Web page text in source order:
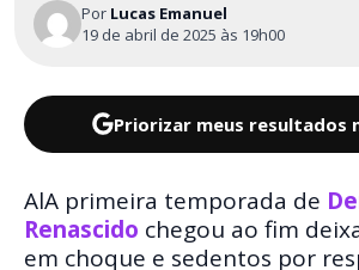
Por Lucas Emanuel
19 de abril de 2025 às 19h00
Priorizar meus resultados
AlA primeira temporada de
Renascido chegou ao fim
em choque e sedentos por